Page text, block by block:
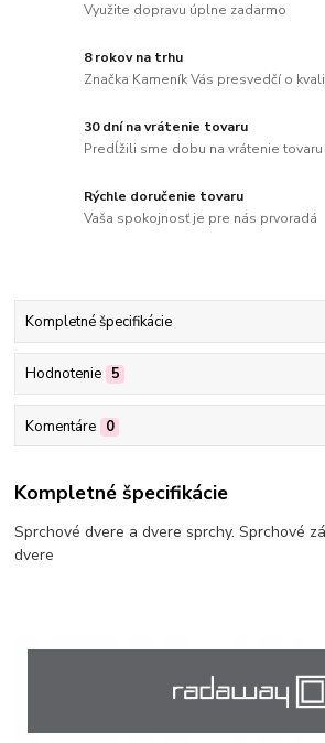
Využite dopravu úplne zadarmo
8 rokov na trhu
Značka Kameník Vás presvedčí o
30 dní na vrátenie tovaru
Predĺžili sme dobu na vrátenie tovaru
Rýchle doručenie tovaru
Vaša spokojnosť je pre nás prvoradá
Kompletné špecifikácie
Hodnotenie 5
Komentáre 0
Kompletné špecifikácie
Sprchové dvere a dvere sprchy. Sprchové
dvere